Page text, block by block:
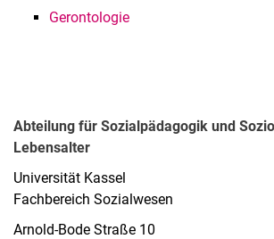
Gerontologie
Abteilung für Sozialpädagogik und
Lebensalter
Universität Kassel
Fachbereich Sozialwesen
Arnold-Bode Straße 10